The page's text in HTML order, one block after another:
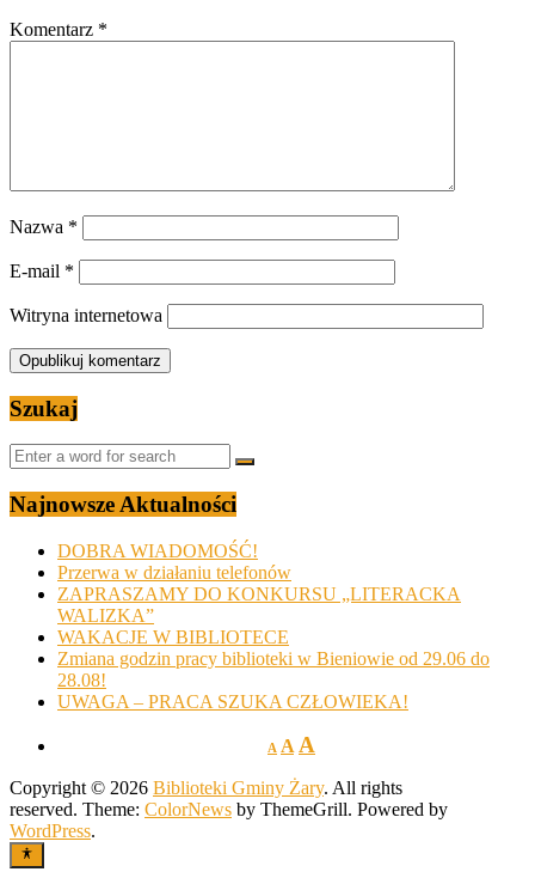
Komentarz *
Nazwa *
E-mail *
Witryna internetowa
Szukaj
Najnowsze Aktualności
DOBRA WIADOMOŚĆ!
Przerwa w działaniu telefonów
ZAPRASZAMY DO KONKURSU „LITERACKA
WALIZKA”
WAKACJE W BIBLIOTECE
Zmiana godzin pracy biblioteki w Bieniowie od 29.06 do
28.08!
UWAGA – PRACA SZUKA CZŁOWIEKA!
A A A
Copyright © 2026 Biblioteki Gminy Żary. All rights
reserved. Theme: ColorNews by ThemeGrill. Powered by
WordPress.